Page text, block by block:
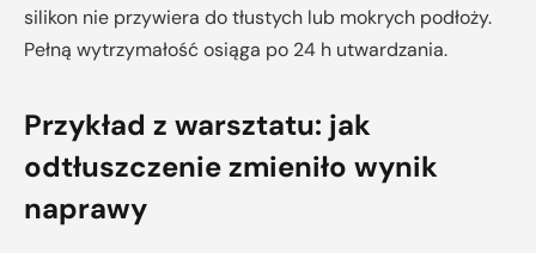
silikon nie przywiera do tłustych lub mokrych podłoży.
Pełną wytrzymałość osiąga po 24 h utwardzania.
Przykład z warsztatu: jak
odtłuszczenie zmieniło wynik
naprawy